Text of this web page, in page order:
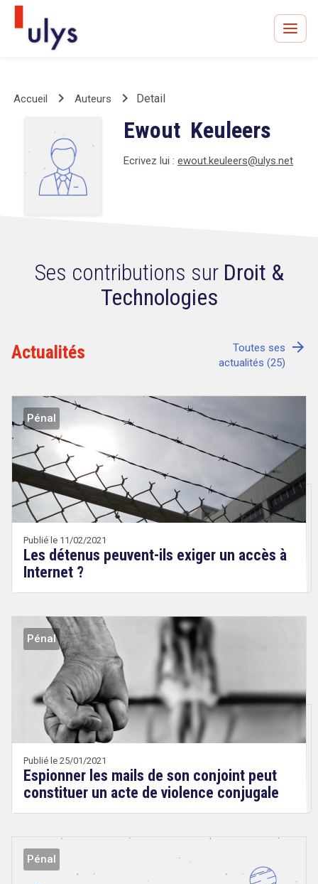
Avocats à Paris & Bruxelles
Leader en droit de l'innovation depuis 30 ans
Tout sur le RGPD
Rechercher
CONTACT
Accueil keyboard_arrow_right Auteurs keyboard_arrow_right Detail
Ewout Keuleers
Ecrivez lui : ewout.keuleers@ulys.net
Ses contributions sur Droit &
Technologies
Actualités
Toutes ses
actualités (25)
arrow_forward
Pénal
Publié le 11/02/2021
Les détenus peuvent-ils exiger un accès à
Internet ?
Droit
Technologies
Etienne
Pénal
Publié le 25/01/2021
Espionner les mails de son conjoint peut
constituer un acte de violence conjugale
Pénal